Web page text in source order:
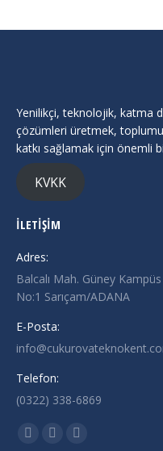
Yenilikçi, teknolojik, katma
çözümleri üretmek,
katkı sağlamak için önemli
KVKK
İLETİŞİM
Adres:
Balcalı Mah. Güney
No:1 Sarıçam/ADANA
E-Posta:
Telefon:
(0322) 338-6869
Find us on:
X
LinkedinInstagram